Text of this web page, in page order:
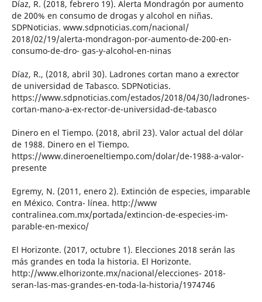
Díaz, R. (2018, febrero 19). Alerta Mondragón por aumento
de 200% en consumo de drogas y alcohol en niñas.
SDPNoticias. www.sdpnoticias.com/nacional/
2018/02/19/alerta-mondragon-por-aumento-de-200-en-
consumo-de-dro- gas-y-alcohol-en-ninas
Díaz, R., (2018, abril 30). Ladrones cortan mano a exrector
de universidad de Tabasco. SDPNoticias.
https://www.sdpnoticias.com/estados/2018/04/30/ladrones-
cortan-mano-a-ex-rector-de-universidad-de-tabasco
Dinero en el Tiempo. (2018, abril 23). Valor actual del dólar
de 1988. Dinero en el Tiempo.
https://www.dineroeneltiempo.com/dolar/de-1988-a-valor-
presente
Egremy, N. (2011, enero 2). Extinción de especies, imparable
en México. Contra- línea. http://www
contralinea.com.mx/portada/extincion-de-especies-im-
parable-en-mexico/
El Horizonte. (2017, octubre 1). Elecciones 2018 serán las
más grandes en toda la historia. El Horizonte.
http://www.elhorizonte.mx/nacional/elecciones- 2018-
seran-las-mas-grandes-en-toda-la-historia/1974746